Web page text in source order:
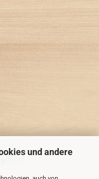
und andere